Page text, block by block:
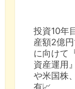
投資10年
産額2億
に向けて
資産運用
や米国株
有📈